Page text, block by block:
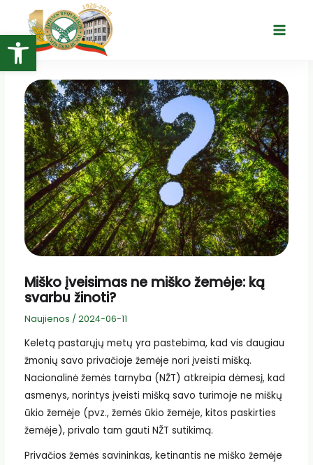
Open toolbar
turinio
Main
Miško įveisimas ne miško žemėje: ką
svarbu žinoti?
Naujienos / 2024-06-11
Keletą pastarųjų metų yra pastebima, kad vis daugiau
žmonių savo privačioje žemėje nori įveisti mišką.
Nacionalinė žemės tarnyba (NŽT) atkreipia dėmesį, kad
asmenys, norintys įveisti mišką savo turimoje ne miškų
ūkio žemėje (pvz., žemės ūkio žemėje, kitos paskirties
žemėje), privalo tam gauti NŽT sutikimą.
Privačios žemės savininkas, ketinantis ne miško žemėje